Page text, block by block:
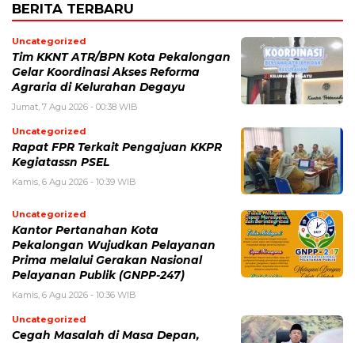
BERITA TERBARU
Uncategorized
Tim KKNT ATR/BPN Kota Pekalongan
Gelar Koordinasi Akses Reforma
Agraria di Kelurahan Degayu
Jumat, 7 Agu 2026 - 00:38 WIB
Uncategorized
Rapat FPR Terkait Pengajuan KKPR
Kegiatassn PSEL
Kamis, 6 Agu 2026 - 10:39 WIB
Uncategorized
Kantor Pertanahan Kota
Pekalongan Wujudkan Pelayanan
Prima melalui Gerakan Nasional
Pelayanan Publik (GNPP-247)
Kamis, 6 Agu 2026 - 10:36 WIB
Uncategorized
Cegah Masalah di Masa Depan,